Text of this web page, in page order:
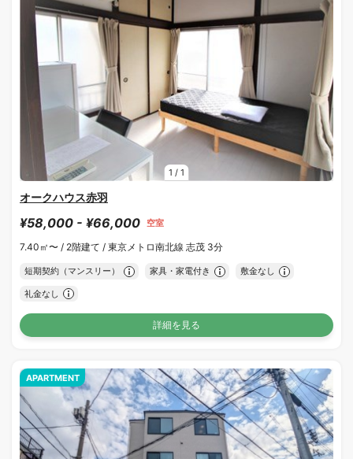
1 / 1
オークハウス赤羽
¥58,000 - ¥66,000 空室
7.40㎡〜 / 2階建て / 東京メトロ南北線 志茂 3分
短期契約（マンスリー） 家具・家電付き 敷金なし
礼金なし
詳細を見る
APARTMENT